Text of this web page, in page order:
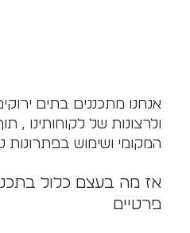
אנחנו מתכננים בתים
ולרצונות של לקוחותינו ,
המקומי ושימוש בפתרונות
אז מה בעצם כלול
פרטיים